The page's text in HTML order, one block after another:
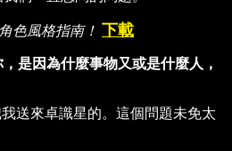
色風格指南！ 下載
是因為什麼事物又或是什麼人，
送來卓識星的。這個問題未免太